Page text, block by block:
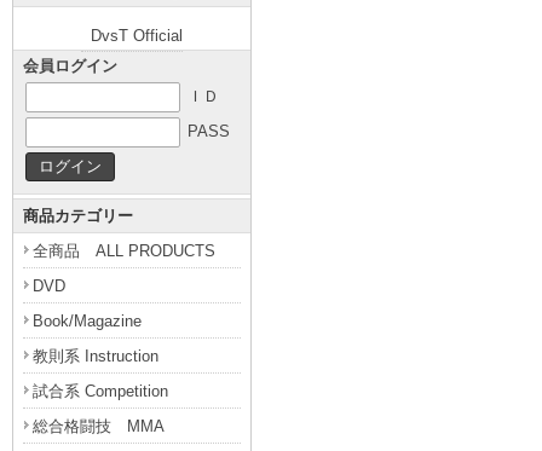
DvsT Official
会員ログイン
ＩＤ
PASS
商品カテゴリー
全商品 ALL PRODUCTS
DVD
Book/Magazine
教則系 Instruction
試合系 Competition
総合格闘技 MMA